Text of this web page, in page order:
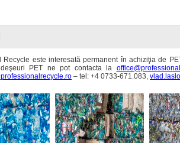
Recycle este interesată permanent în achiziţia de
PET ne pot contacta la
– tel: +4 0733-671.083,